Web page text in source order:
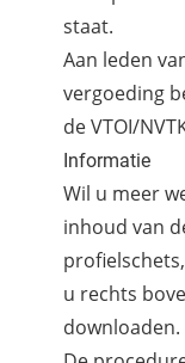
staat.
Aan leden
vergoeding
de VTOI/
Informatie
Wil u meer
inhoud van
u rechts
downloaden.